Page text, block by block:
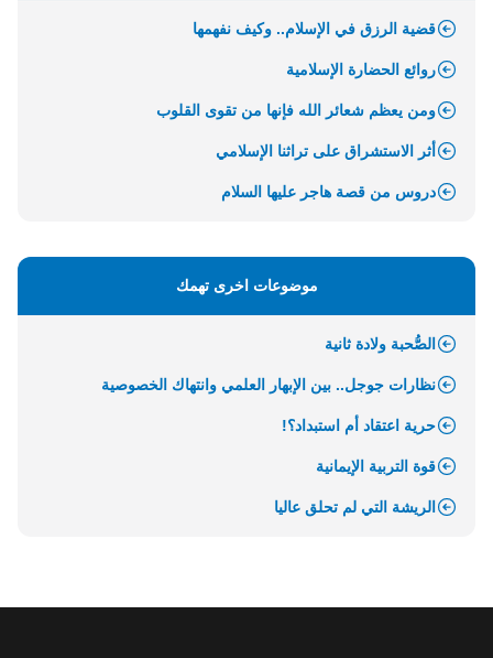
قضية الرزق في الإسلام.. وكيف نفهمها
روائع الحضارة الإسلامية
ومن يعظم شعائر الله فإنها من تقوى القلوب
أثر الاستشراق على تراثنا الإسلامي
دروس من قصة هاجر عليها السلام
موضوعات اخرى تهمك
الصُّحبة ولادة ثانية
نظارات جوجل.. بين الإبهار العلمي وانتهاك الخصوصية
حرية اعتقاد أم استبداد؟!
قوة التربية الإيمانية
الريشة التي لم تحلق عاليا